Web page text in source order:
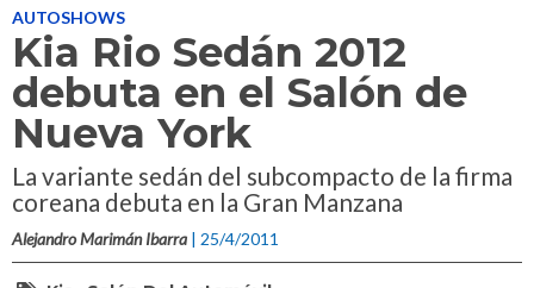
AUTOSHOWS
Kia Rio Sedán 2012
debuta en el Salón de
Nueva York
La variante sedán del subcompacto de la firma
coreana debuta en la Gran Manzana
Alejandro Marimán Ibarra | 25/4/2011